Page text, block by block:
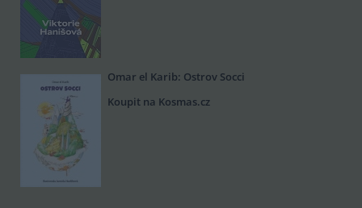
Omar el Karib: Ostrov Socci
Koupit na Kosmas.cz